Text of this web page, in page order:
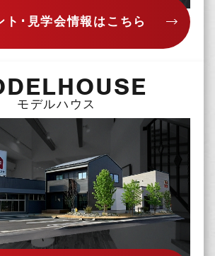
に代金を請求するために，購入さ
数量，利用されたサービスの種類
請求金額，氏名，住所，銀行口
を利用する目的
が簡便にデータを入力できるよう
，当社に登録されている情報を入
させたり，ユーザーのご指示に基
ービスなど（提携先が提供するも
に転送したりする目的
払を遅滞したり第三者に損害を発
など，本サービスの利用規約に
ーや，不正・不当な目的でサー
うとするユーザーの利用をお断
利用態様，氏名や住所など個人
の情報を利用する目的
ト･見学会情報はこちら
モデルハウス